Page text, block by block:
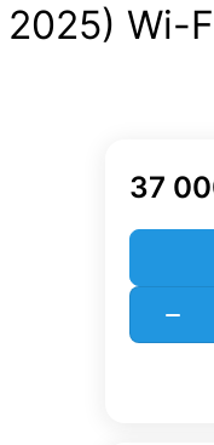
Wi-
37